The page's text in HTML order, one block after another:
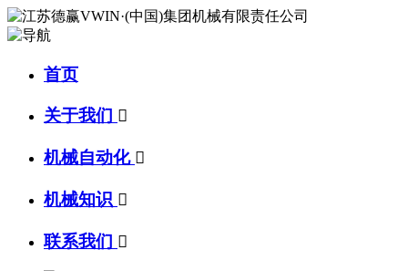
首页
关于我们 
机械自动化 
机械知识 
联系我们 